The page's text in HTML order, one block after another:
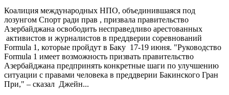
Коалиция международных НПО, объединившаяся под
лозунгом Спорт ради прав , призвала правительство
Азербайджана освободить несправедливо арестованных
активистов и журналистов в преддверии соревнований
Formula 1, которые пройдут в Баку 17-19 июня. "Руководство
Formula 1 имеет возможность призвать правительство
Азербайджана предпринять конкретные шаги по улучшению
ситуации с правами человека в преддверии Бакинского Гран
При," – сказал Джейн...